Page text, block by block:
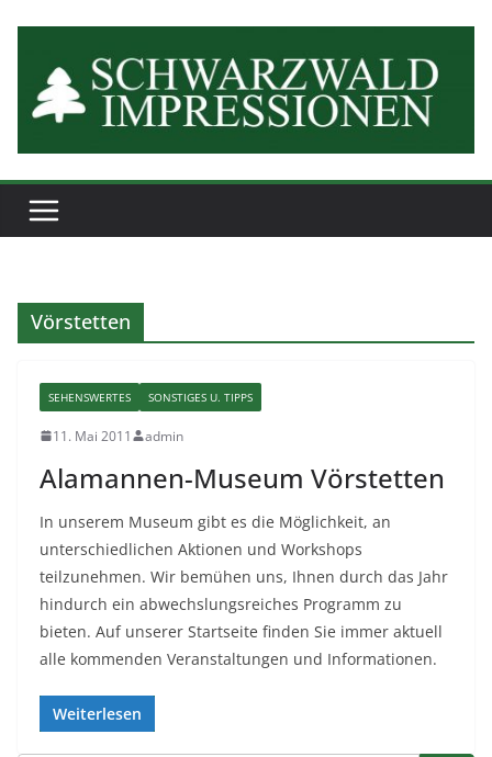
springen
Vörstetten
SEHENSWERTES SONSTIGES U. TIPPS
11. Mai 2011 admin
Alamannen-Museum Vörstetten
In unserem Museum gibt es die Möglichkeit, an
unterschiedlichen Aktionen und Workshops
teilzunehmen. Wir bemühen uns, Ihnen durch das Jahr
hindurch ein abwechslungsreiches Programm zu
bieten. Auf unserer Startseite finden Sie immer aktuell
alle kommenden Veranstaltungen und Informationen.
Weiterlesen